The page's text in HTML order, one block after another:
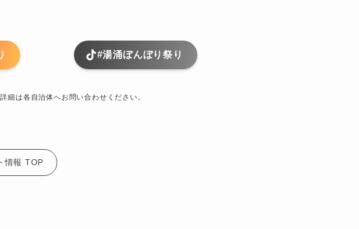
#湯涌ぼんぼり祭り
は各自治体へお問い合わせください。
情報 TOP